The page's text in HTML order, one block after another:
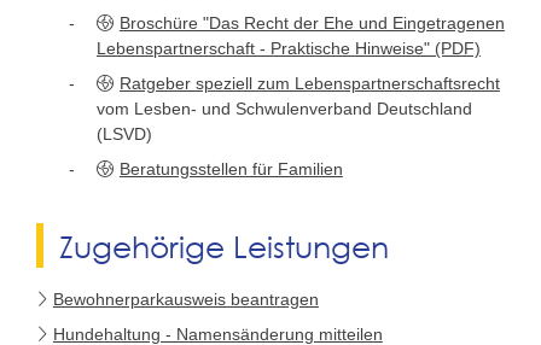
Broschüre "Das Recht der Ehe und Eingetragenen
Lebenspartnerschaft - Praktische Hinweise" (PDF)
Ratgeber speziell zum Lebenspartnerschaftsrecht
vom Lesben- und Schwulenverband Deutschland
(LSVD)
Beratungsstellen für Familien
Zugehörige Leistungen
Bewohnerparkausweis beantragen
Hundehaltung - Namensänderung mitteilen